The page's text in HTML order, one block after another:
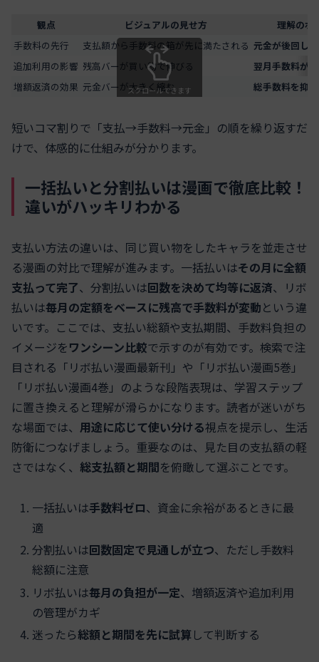
観点 ビジュアルの見せ方
理解のポ
手数料の先行
支払額から手数料の箱が先に満たされる 元金が後回し
追加利用の影響 残高バーが買い物で伸びる
翌月手数料が
増額返済の効果 元金バーが大きく縮む 総手数料を抑
スクロールできます
短いコマ割りで「支払→手数料→元金」の順を繰り返すだ
けで、体感的に仕組みが分かります。
一括払いと分割払いは漫画で徹底比較！
違いがハッキリわかる
支払い方法の違いは、同じ買い物をしたキャラを並走させ
る漫画の対比で理解が進みます。一括払いはその月に全額
支払って完了、分割払いは回数を決めて均等に返済、リボ
払いは毎月の定額をベースに残高で手数料が変動という違
いです。ここでは、支払い総額や支払期間、手数料負担の
イメージをワンシーン比較で示すのが有効です。検索で注
目される「リボ払い漫画最新刊」や「リボ払い漫画5巻」
「リボ払い漫画4巻」のような段階表現は、学習ステップ
に置き換えると理解が滑らかになります。読者が迷いがち
な場面では、 用途に応じて使い分ける視点を提示し、生活
防衛につなげましょう。重要なのは、見た目の支払額の軽
さではなく、 総支払額と期間を俯瞰して選ぶことです。
一括払いは手数料ゼロ、資金に余裕があるときに最
適
分割払いは回数固定で見通しが立つ、ただし手数料
総額に注意
リボ払いは毎月の負担が一定、増額返済や追加利用
の管理がカギ
迷ったら総額と期間を先に試算して判断する